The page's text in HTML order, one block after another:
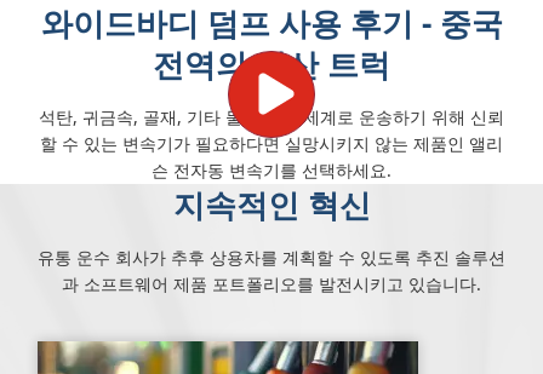
와이드바디 덤프 사용 후기 - 중국
전역의 광산 트럭
석탄, 귀금속, 골재, 기타 물질을 전 세계로 운송하기 위해 신뢰
할 수 있는 변속기가 필요하다면 실망시키지 않는 제품인 앨리
슨 전자동 변속기를 선택하세요.
지속적인 혁신
유통 운수 회사가 추후 상용차를 계획할 수 있도록 추진 솔루션
과 소프트웨어 제품 포트폴리오를 발전시키고 있습니다.